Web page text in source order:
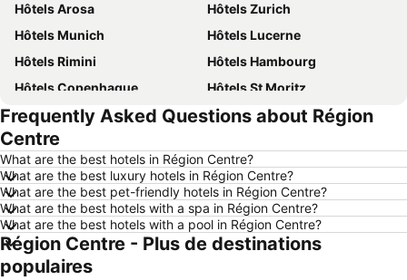
Hôtels Arosa
Hôtels Zurich
Hôtels Munich
Hôtels Lucerne
Hôtels Rimini
Hôtels Hambourg
Hôtels Copenhague
Hôtels St Moritz
Hôtels Palma
Hôtels Thun
Hôtels Berne
Hôtels Nice
Hôtels Berlin
Hôtels Interlaken
Hôtels Rust
Hôtels Bâle
Hôtels Davos
Hôtels Sardaigne
Hôtels Lac de Garde
Hôtels Ibiza
Frequently Asked Questions about Région
Centre
What are the best hotels in Région Centre?
What are the best luxury hotels in Région Centre?
What are the best pet-friendly hotels in Région Centre?
What are the best hotels with a spa in Région Centre?
What are the best hotels with a pool in Région Centre?
Région Centre - Plus de destinations
populaires